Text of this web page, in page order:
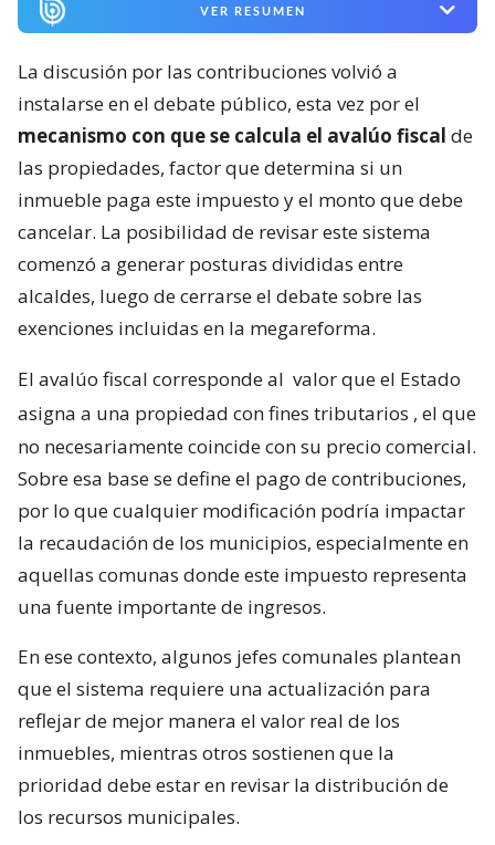
VER RESUMEN
La discusión por las contribuciones volvió a
instalarse en el debate público, esta vez por el
mecanismo con que se calcula el avalúo fiscal de
las propiedades, factor que determina si un
inmueble paga este impuesto y el monto que debe
cancelar. La posibilidad de revisar este sistema
comenzó a generar posturas divididas entre
alcaldes, luego de cerrarse el debate sobre las
exenciones incluidas en la megareforma.
El avalúo fiscal corresponde al valor que el Estado
asigna a una propiedad con fines tributarios , el que
no necesariamente coincide con su precio comercial.
Sobre esa base se define el pago de contribuciones,
por lo que cualquier modificación podría impactar
la recaudación de los municipios, especialmente en
aquellas comunas donde este impuesto representa
una fuente importante de ingresos.
En ese contexto, algunos jefes comunales plantean
que el sistema requiere una actualización para
reflejar de mejor manera el valor real de los
inmuebles, mientras otros sostienen que la
prioridad debe estar en revisar la distribución de
los recursos municipales.